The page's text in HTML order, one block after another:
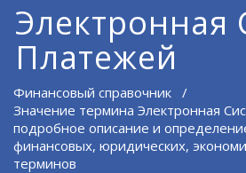
Электронная
Платежей
Финансовый справочник /
Значение термина Электронная
подробное описание и
финансовых, юридических,
терминов